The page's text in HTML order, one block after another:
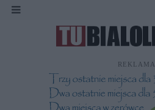
REKLAMA